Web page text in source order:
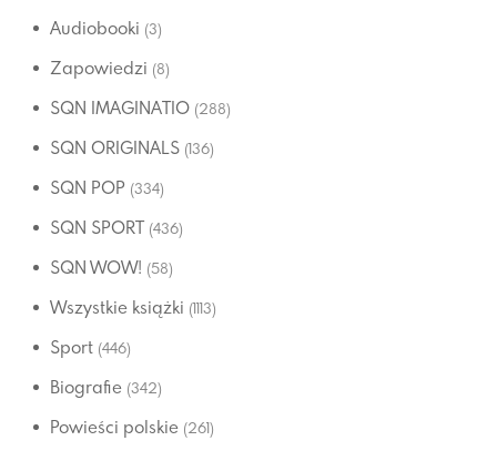
Audiobooki (3)
Zapowiedzi (8)
SQN IMAGINATIO (288)
SQN ORIGINALS (136)
SQN POP (334)
SQN SPORT (436)
SQN WOW! (58)
Wszystkie książki (1113)
Sport (446)
Biografie (342)
Powieści polskie (261)